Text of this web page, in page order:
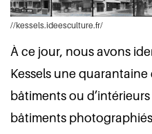
//kessels.ideesculture.fr/
À ce jour, nous avons
Kessels une
bâtiments ou
bâtiments